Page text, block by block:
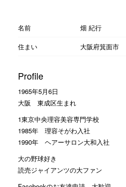
名前
畑 紀行
住まい
大阪府箕面市
Profile
1965年5月6日
大阪 東成区生まれ
1東京中央理容美容専門学校
1985年 理容そがわ入社
1990年 ヘアーサロン大和入社
大の野球好き
読売ジャイアンツの大ファン